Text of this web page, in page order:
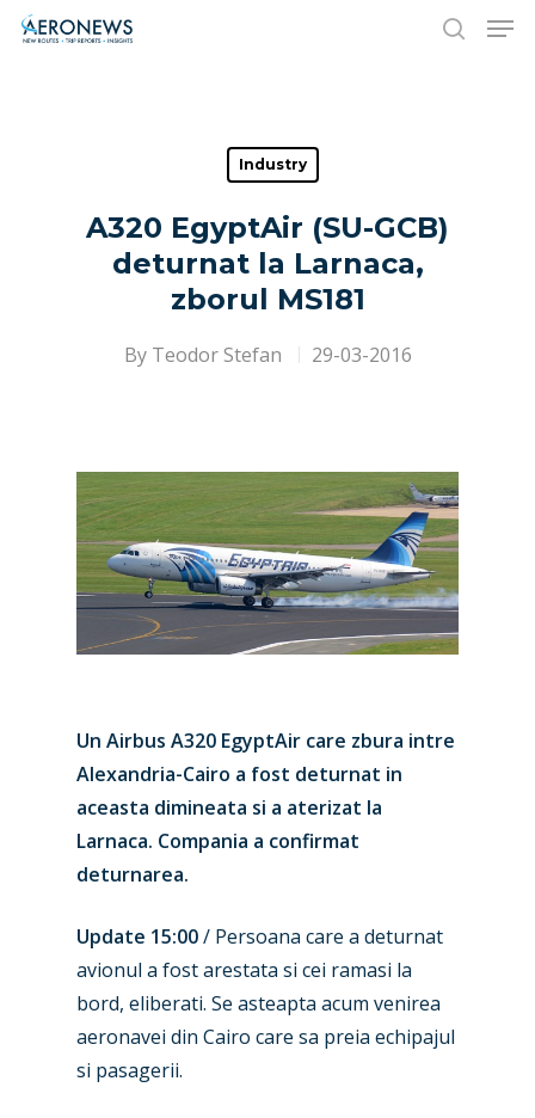
Hit enter to search or ESC to close
Industry
A320 EgyptAir (SU-GCB)
deturnat la Larnaca,
zborul MS181
By Teodor Stefan 29-03-2016
Un Airbus A320 EgyptAir care zbura intre
Alexandria-Cairo a fost deturnat in
aceasta dimineata si a aterizat la
Larnaca. Compania a confirmat
deturnarea.
Update 15:00/ Persoana care a deturnat
avionul a fost arestata si cei ramasi la
bord, eliberati. Se asteapta acum venirea
aeronavei din Cairo care sa preia echipajul
si pasagerii.